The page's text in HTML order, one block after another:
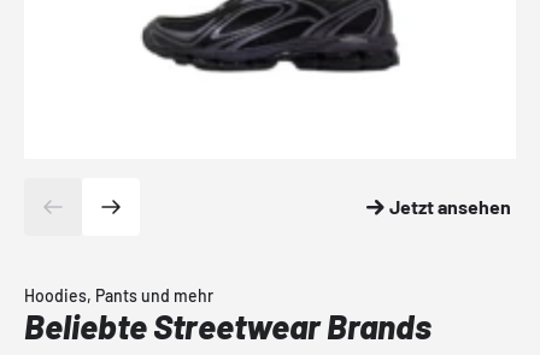
Jetzt ansehen
Hoodies, Pants und mehr
Beliebte Streetwear Brands